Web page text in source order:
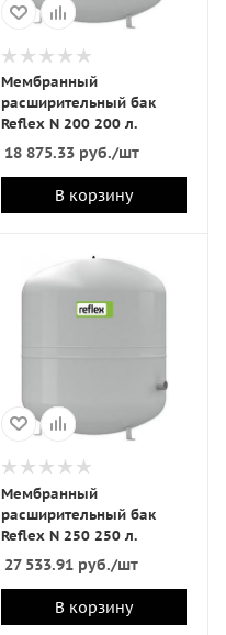
Мембранный
расширительный бак
Reflex N 200 200 л.
18 875.33руб./шт
В корзину
Мембранный
расширительный бак
Reflex N 250 250 л.
27 533.91руб./шт
В корзину